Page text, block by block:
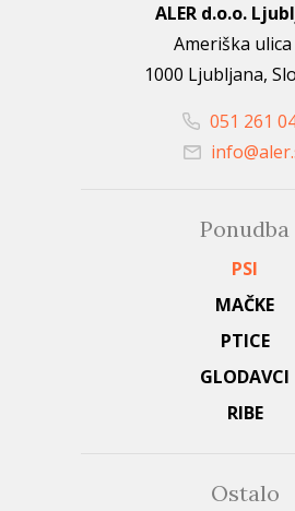
ALER d.o.o.
Ameriška ulica
1000 Ljubljana,
051 261
Ponudba
PSI
MAČKE
PTICE
GLODAVCI
RIBE
Ostalo